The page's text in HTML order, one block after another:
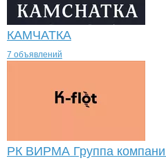
КАМЧАТКА
7 объявлений
РК ВИРМА Группа